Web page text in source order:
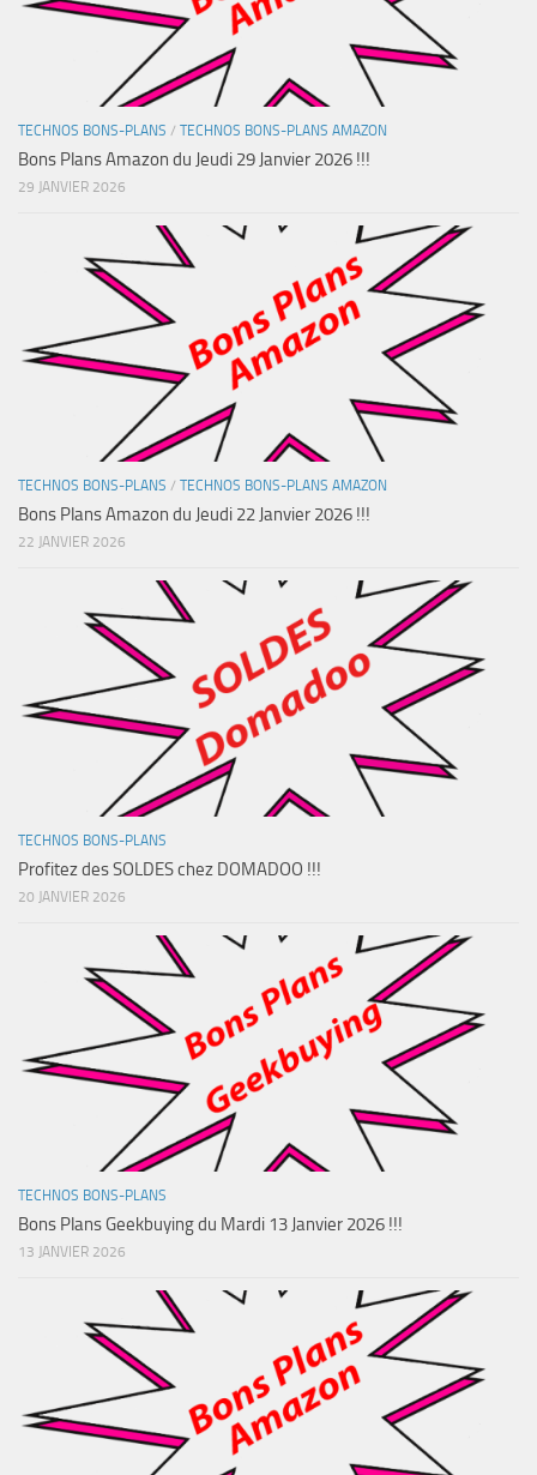
TECHNOS BONS-PLANS / TECHNOS BONS-PLANS AMAZON
Bons Plans Amazon du Jeudi 29 Janvier 2026 !!!
29 JANVIER 2026
TECHNOS BONS-PLANS / TECHNOS BONS-PLANS AMAZON
Bons Plans Amazon du Jeudi 22 Janvier 2026 !!!
22 JANVIER 2026
TECHNOS BONS-PLANS
Profitez des SOLDES chez DOMADOO !!!
20 JANVIER 2026
TECHNOS BONS-PLANS
Bons Plans Geekbuying du Mardi 13 Janvier 2026 !!!
13 JANVIER 2026